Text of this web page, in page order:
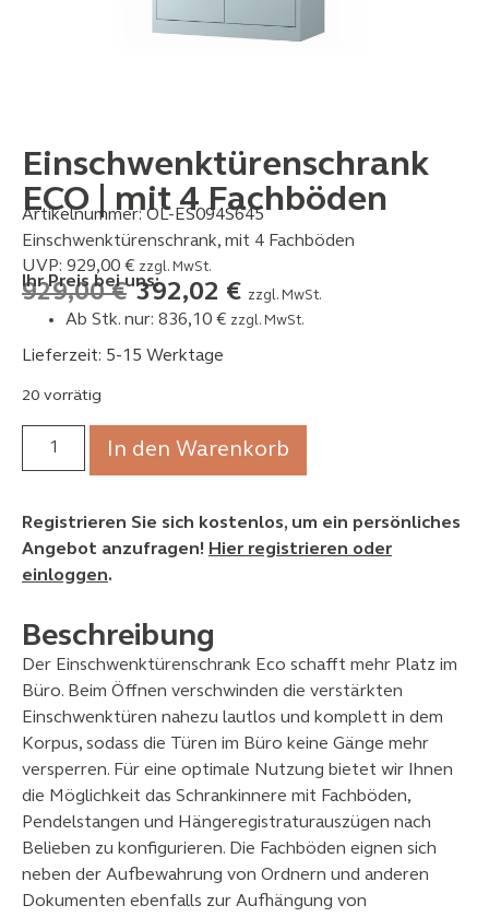
Einschwenktürenschrank
ECO | mit 4 Fachböden
Artikelnummer:OL-ES094S645
Einschwenktürenschrank, mit 4 Fachböden
UVP: 929,00 € zzgl. MwSt.
Ihr Preis bei uns:
929,00€ 392,02 € zzgl. MwSt.
Ab Stk. nur: 836,10 € zzgl. MwSt.
Lieferzeit: 5-15 Werktage
20 vorrätig
In den Warenkorb
Registrieren Sie sich kostenlos, um ein persönliches
Angebot anzufragen! Hier registrieren oder
einloggen.
Beschreibung
Der Einschwenktürenschrank Eco schafft mehr Platz im
Büro. Beim Öffnen verschwinden die verstärkten
Einschwenktüren nahezu lautlos und komplett in dem
Korpus, sodass die Türen im Büro keine Gänge mehr
versperren. Für eine optimale Nutzung bietet wir Ihnen
die Möglichkeit das Schrankinnere mit Fachböden,
Pendelstangen und Hängeregistraturauszügen nach
Belieben zu konfigurieren. Die Fachböden eignen sich
neben der Aufbewahrung von Ordnern und anderen
Dokumenten ebenfalls zur Aufhängung von